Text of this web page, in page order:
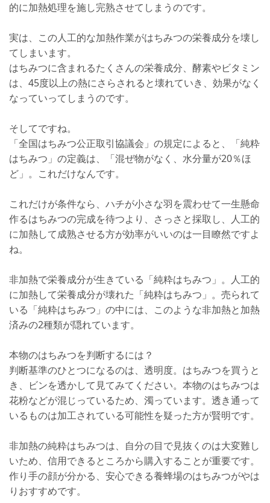
的に加熱処理を施し完熟させてしまうのです。
実は、この人工的な加熱作業がはちみつの栄養成分を壊し
てしまいます。
はちみつに含まれるたくさんの栄養成分、酵素やビタミン
は、45度以上の熱にさらされると壊れていき、効果がなく
なっていってしまうのです。
そしてですね。
「全国はちみつ公正取引協議会」の規定によると、「純粋
はちみつ」の定義は、「混ぜ物がなく、水分量が20％ほ
ど」。これだけなんです。
これだけが条件なら、ハチが小さな羽を震わせて一生懸命
作るはちみつの完成を待つより、さっさと採取し、人工的
に加熱して成熟させる方が効率がいいのは一目瞭然ですよ
ね。
非加熱で栄養成分が生きている「純粋はちみつ」。人工的
に加熱して栄養成分が壊れた「純粋はちみつ」。売られて
いる「純粋はちみつ」の中には、このような非加熱と加熱
済みの2種類が隠れています。
本物のはちみつを判断するには？
判断基準のひとつになるのは、透明度。はちみつを買うと
き、ビンを透かして見てみてください。本物のはちみつは
花粉などが混じっているため、濁っています。透き通って
いるものは加工されている可能性を疑った方が賢明です。
非加熱の純粋はちみつは、自分の目で見抜くのは大変難し
いため、信用できるところから購入することが重要です。
作り手の顔が分かる、安心できる養蜂場のはちみつがやは
りおすすめです。